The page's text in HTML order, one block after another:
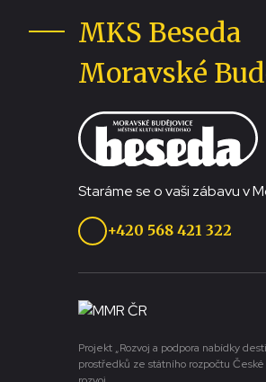
MKS Beseda
Moravské
Staráme se o vaši zábavu v
+420 568 421 322
Projekt „Rozvoj a podpora nabídky
prostředků ze státního rozpočtu